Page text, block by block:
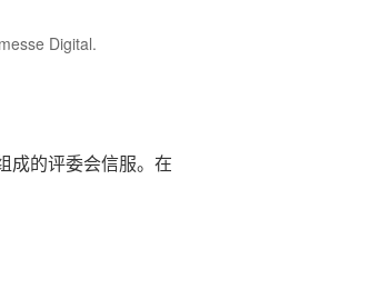
Digital.
成的评委会信服。在